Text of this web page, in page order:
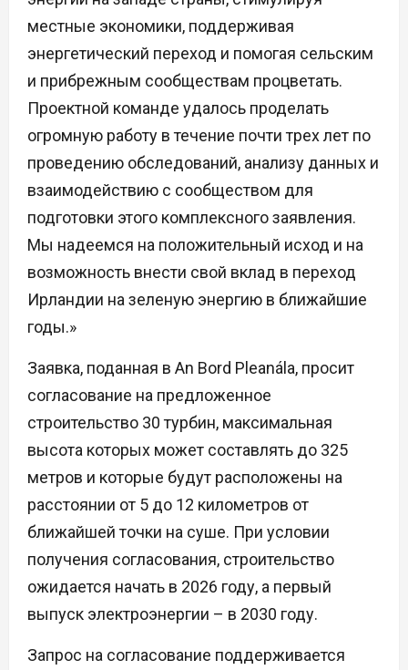
местные экономики, поддерживая
энергетический переход и помогая сельским
и прибрежным сообществам процветать.
Проектной команде удалось проделать
огромную работу в течение почти трех лет по
проведению обследований, анализу данных и
взаимодействию с сообществом для
подготовки этого комплексного заявления.
Мы надеемся на положительный исход и на
возможность внести свой вклад в переход
Ирландии на зеленую энергию в ближайшие
годы.»
Заявка, поданная в An Bord Pleanála, просит
согласование на предложенное
строительство 30 турбин, максимальная
высота которых может составлять до 325
метров и которые будут расположены на
расстоянии от 5 до 12 километров от
ближайшей точки на суше. При условии
получения согласования, строительство
ожидается начать в 2026 году, а первый
выпуск электроэнергии – в 2030 году.
Запрос на согласование поддерживается